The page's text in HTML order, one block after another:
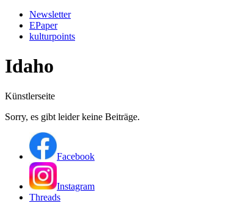
Newsletter
EPaper
kulturpoints
Idaho
Künstlerseite
Sorry, es gibt leider keine Beiträge.
Facebook
Instagram
Threads